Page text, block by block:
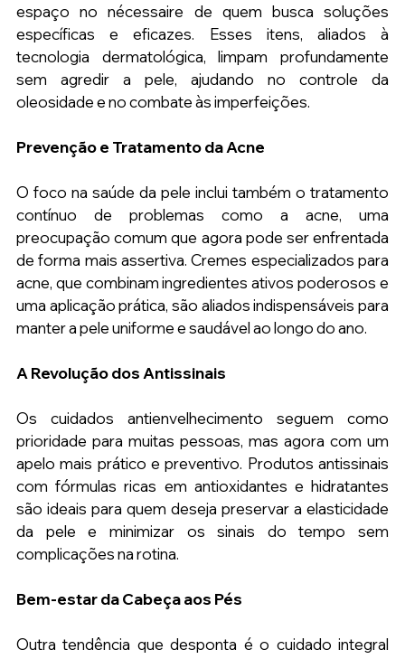
espaço no nécessaire de quem busca soluções
específicas e eficazes. Esses itens, aliados à
tecnologia dermatológica, limpam profundamente
sem agredir a pele, ajudando no controle da
oleosidade e no combate às imperfeições.
Prevenção e Tratamento da Acne
O foco na saúde da pele inclui também o tratamento
contínuo de problemas como a acne, uma
preocupação comum que agora pode ser enfrentada
de forma mais assertiva. Cremes especializados para
acne, que combinam ingredientes ativos poderosos e
uma aplicação prática, são aliados indispensáveis para
manter a pele uniforme e saudável ao longo do ano.
A Revolução dos Antissinais
Os cuidados antienvelhecimento seguem como
prioridade para muitas pessoas, mas agora com um
apelo mais prático e preventivo. Produtos antissinais
com fórmulas ricas em antioxidantes e hidratantes
são ideais para quem deseja preservar a elasticidade
da pele e minimizar os sinais do tempo sem
complicações na rotina.
Bem-estar da Cabeça aos Pés
Outra tendência que desponta é o cuidado integral